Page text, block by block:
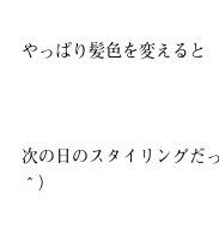
やっぱり髪色を変えると
次の日のスタイリングだ
＾）